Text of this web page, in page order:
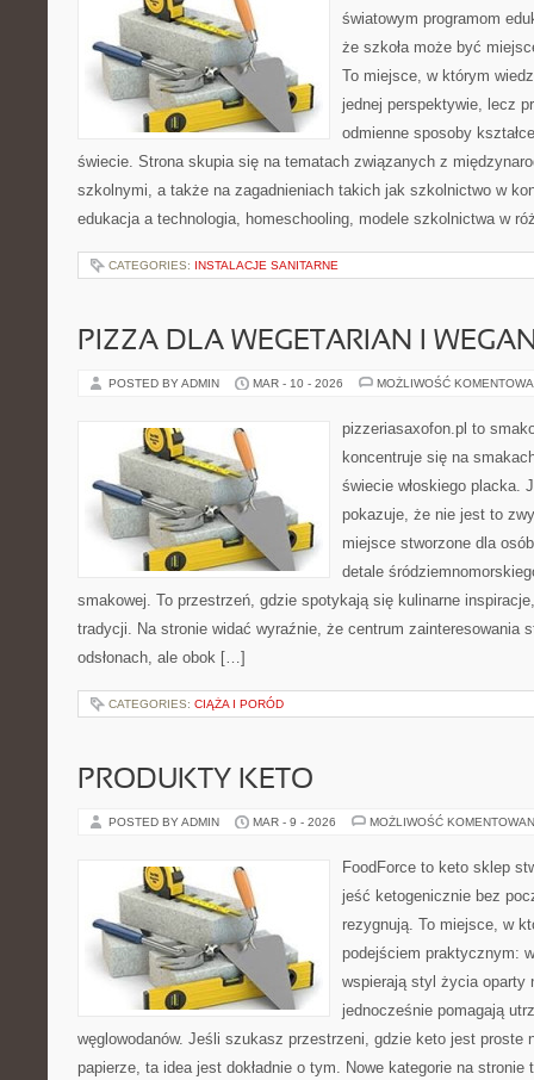
światowym programom
że szkoła może być
To miejsce, w którym
jednej perspektywie, lecz
odmienne sposoby
świecie. Strona skupia się na tematach związanych z
szkolnymi, a także na zagadnieniach takich jak szkolnictwo w
edukacja a technologia, homeschooling, modele szkolnictwa w
CATEGORIES: INSTALACJE SANITARNE
PIZZA DLA WEGETARIAN I
POSTED BY ADMIN MAR - 10 - 2026 MOŻLIWOŚĆ
pizzeriasaxofon.pl to
koncentruje się na
świecie włoskiego placka.
pokazuje, że nie jest to
miejsce stworzone dla
detale
smakowej. To przestrzeń, gdzie spotykają się kulinarne
tradycji. Na stronie widać wyraźnie, że centrum zainteresowania
odsłonach, ale obok […]
CATEGORIES: CIĄŻA I PORÓD
PRODUKTY KETO
POSTED BY ADMIN MAR - 9 - 2026 MOŻLIWOŚĆ
FoodForce to keto sklep
jeść ketogenicznie bez
rezygnują. To miejsce, w
podejściem praktycznym:
wspierają styl życia oparty
jednocześnie pomagają
węglowodanów. Jeśli szukasz przestrzeni, gdzie keto jest proste
papierze, ta idea jest dokładnie o tym. Nowe kategorie na